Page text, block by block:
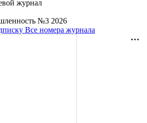
журнал
№3 2026
Все номера журнала